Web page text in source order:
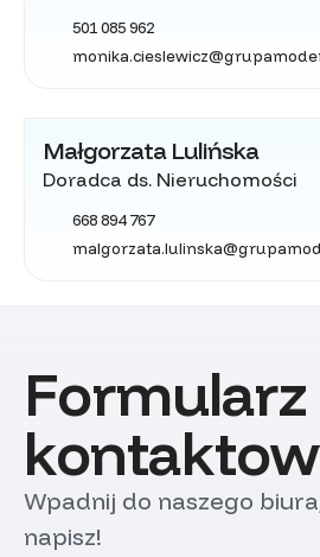
501 085 962
Małgorzata Lulińska
Doradca ds. Nieruchomości
668 894 767
Formularz
Wpadnij do naszego
napisz!